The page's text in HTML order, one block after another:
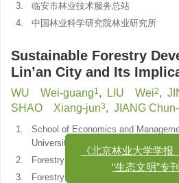
3.
临安市林业技术服务总站
4.
中国林业科学研究院林业研究所
Sustainable Forestry
Lin’an City and Its
WU Wei-guang1, LIU Wei2,
SHAO Xiang-jun3, JIANG
1.
School of Economics and
University， Lin’an 311300, P.R.China
2.
Forestry Bureau of Lin’an, 311300,
3.
Forestry Technique Service Center of
《北京林业大学学报
“生态文明”专